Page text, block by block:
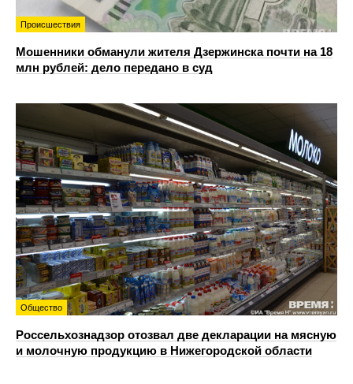
Происшествия
Мошенники обманули жителя Дзержинска почти на 18
млн рублей: дело передано в суд
Общество
Россельхознадзор отозвал две декларации на мясную
и молочную продукцию в Нижегородской области